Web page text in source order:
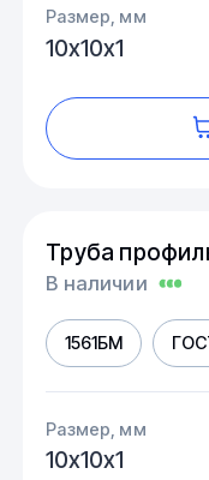
Размер, мм
10х10х1
Труба
В наличии
1561БМ
Размер, мм
10х10х1